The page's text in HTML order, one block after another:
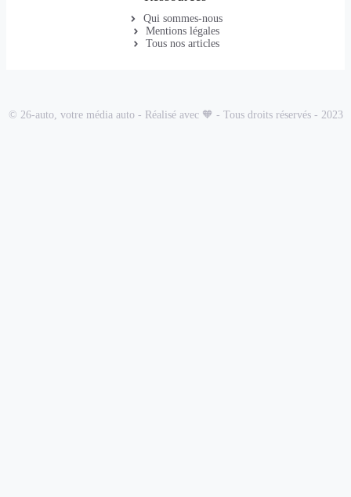
Qui sommes-nous
Mentions légales
Tous nos articles
© 26-auto, votre média auto - Réalisé avec 🧡 - Tous droits réservés - 2023